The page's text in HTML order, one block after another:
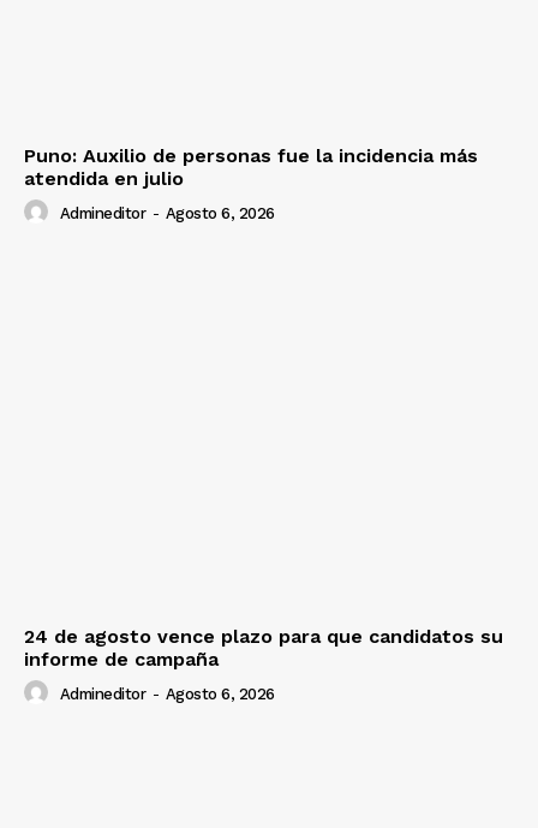
Puno: Auxilio de personas fue la incidencia más
atendida en julio
Admineditor - Agosto 6, 2026
24 de agosto vence plazo para que candidatos su
informe de campaña
Admineditor - Agosto 6, 2026